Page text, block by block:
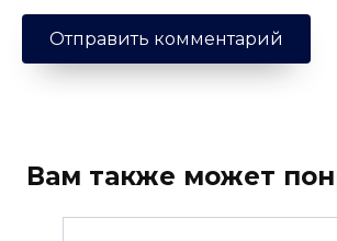
Вам также может